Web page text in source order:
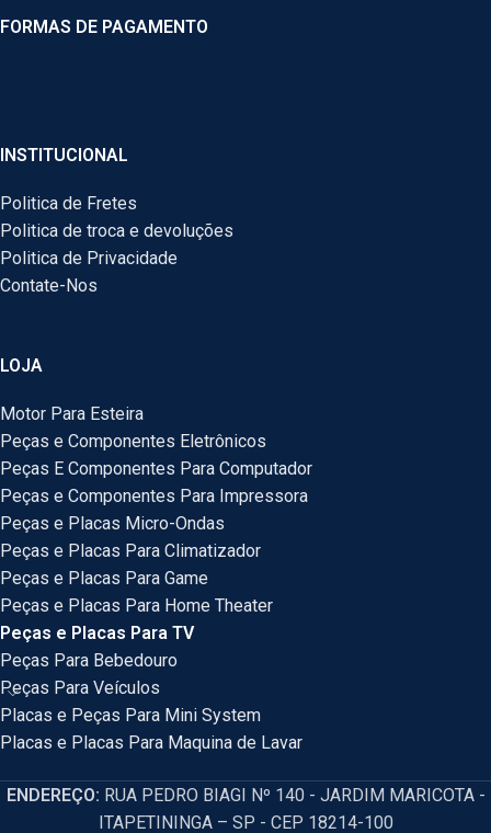
FORMAS DE PAGAMENTO
INSTITUCIONAL
Politica de Fretes
Politica de troca e devoluções
Politica de Privacidade
Contate-Nos
LOJA
Motor Para Esteira
Peças e Componentes Eletrônicos
Peças E Componentes Para Computador
Peças e Componentes Para Impressora
Peças e Placas Micro-Ondas
Peças e Placas Para Climatizador
Peças e Placas Para Game
Peças e Placas Para Home Theater
Peças e Placas Para TV
Peças Para Bebedouro
Peças Para Veículos
Placas e Peças Para Mini System
Placas e Placas Para Maquina de Lavar
ENDEREÇO: RUA PEDRO BIAGI Nº 140 - JARDIM MARICOTA -
ITAPETININGA – SP - CEP 18214-100